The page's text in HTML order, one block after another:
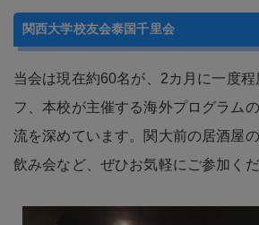
当会は現在約60名が、2カ月に一度
フ、本校が主催する海外プログラム